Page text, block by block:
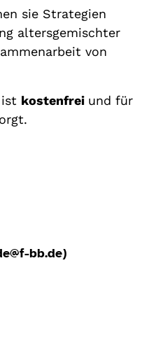
sie Strategien
altersgemischter
von
kostenfrei und für
bb.de)